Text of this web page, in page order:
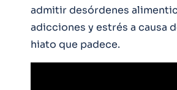
admitir desórdenes
adicciones y estrés a causa
hiato que padece.